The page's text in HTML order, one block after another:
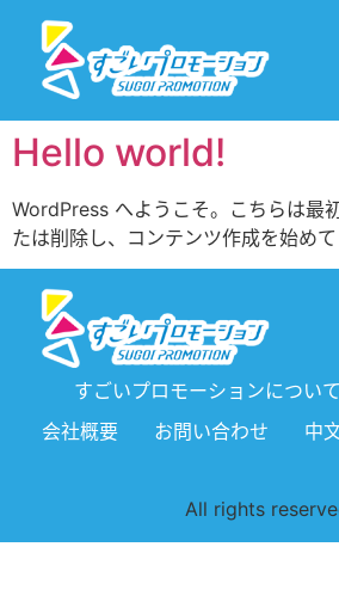
Hello world!
WordPress へようこそ。こちらは最
たは削除し、コンテンツ作成を始めて
すごいプロモーションについて
会社概要
お問い合わせ 中
All rights